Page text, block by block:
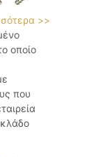
>>
οποίο
που
κλάδο